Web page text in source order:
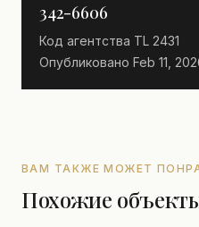
342-6606
Код агентства TL 2431
Опубликовано Feb 11,
ВАМ ТАКЖЕ МОЖЕТ
Похожие